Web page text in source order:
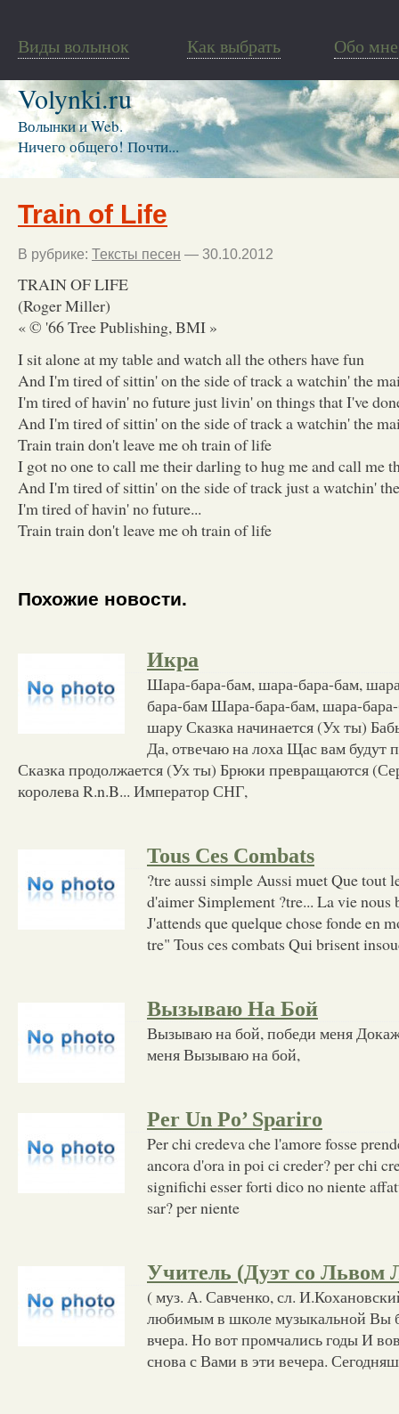
Виды волынок Как выбрать Обо мне
Volynki.ru
Волынки и Web.
Ничего общего! Почти...
Train of Life
В рубрике: Тексты песен — 30.10.2012
TRAIN OF LIFE
(Roger Miller)
« © '66 Tree Publishing, BMI »
I sit alone at my table and watch all the others have fun
And I'm tired of sittin' on the side of track a watchin' the
I'm tired of havin' no future just livin' on things that I've
And I'm tired of sittin' on the side of track a watchin' the
Train train don't leave me oh train of life
I got no one to call me their darling to hug me and call me
And I'm tired of sittin' on the side of track just a watchin'
I'm tired of havin' no future...
Train train don't leave me oh train of life
Похожие новости.
Икра
Шара-бара-бам, шара-бара-бам,
бара-бам Шара-бара-бам, шара-
шару Сказка начинается (Ух ты)
Да, отвечаю на лоха Щас вам будут
Сказка продолжается (Ух ты) Брюки превращаются
королева R.n.B... Император СНГ,
Tous Ces Combats
?tre aussi simple Aussi muet Que tout
d'aimer Simplement ?tre... La vie nous
J'attends que quelque chose fonde en
tre" Tous ces combats Qui brisent
Вызываю На Бой
Вызываю на бой, победи меня
меня Вызываю на бой,
Per Un Po’ Spariro
Per chi credeva che l'amore fosse
ancora d'ora in poi ci creder? per chi
significhi esser forti dico no niente
sar? per niente
Учитель (Дуэт со Львом
( муз. А. Савченко, сл.
любимым в школе музыкальной Вы
вчера. Но вот промчались годы И
снова с Вами в эти вечера.